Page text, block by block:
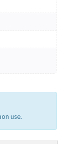
use.